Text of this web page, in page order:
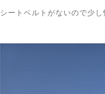
シートベルトがないので少